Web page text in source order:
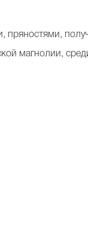
пряностями,
магнолии,